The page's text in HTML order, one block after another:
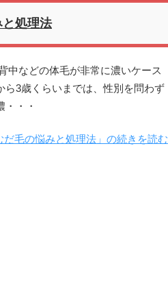
処理法
中などの体毛が非常に濃いケース
ら3歳くらいまでは、性別を問わず
・・
だ毛の悩みと処理法」の続きを読む